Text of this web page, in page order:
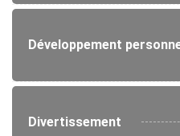
Développement
Divertissement